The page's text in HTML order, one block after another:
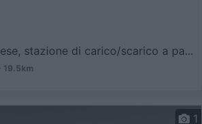
stazione di carico/scarico a pa...
19.5km
1